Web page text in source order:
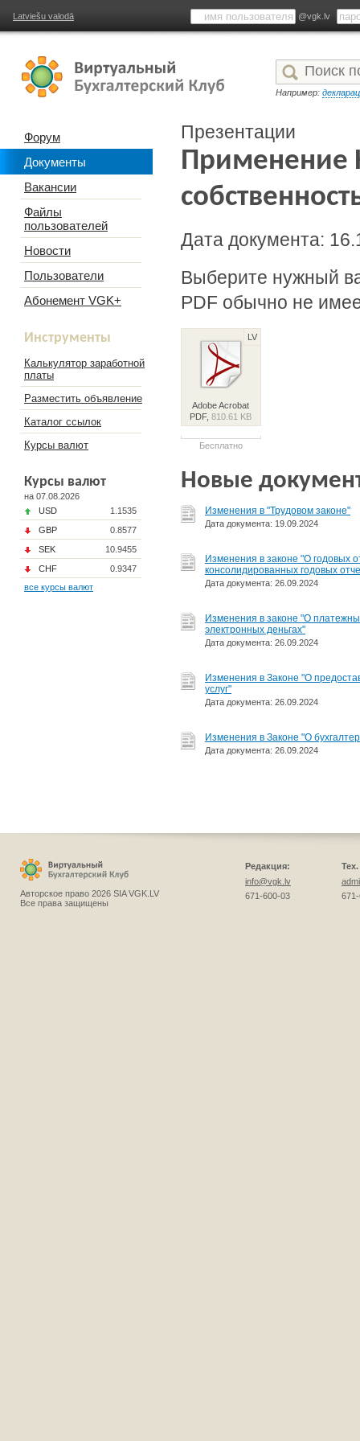
Latviešu valodā @vgk.lv
Например:
Форум
Документы
Вакансии
Файлы
пользователей
Новости
Пользователи
Абонемент VGK+
Инструменты
Калькулятор заработной
платы
Разместить объявление
Каталог ссылок
Курсы валют
Курсы валют
на 07.08.2026
USD
1.1535
GBP
0.8577
SEK
10.9455
CHF
0.9347
все курсы валют
Презентации
Применение
Дата документа:
Выберите нужный
PDF обычно не
LV
Adobe Acrobat
PDF,810.61 KB
Бесплатно
Новые
Изменения в "Трудовом законе"
Дата документа: 19.09.2024
Изменения в законе "О годовых
консолидированных годовых
Дата документа: 26.09.2024
​Изменения в законе "О
электронных деньгах"
Дата документа: 26.09.2024
Изменения в Законе "О
услуг"
Дата документа: 26.09.2024
Изменения в Законе "О
Дата документа: 26.09.2024
Авторское право 2026 SIA VGK.LV
Все права защищены
Редакция:
info@vgk.lv
671-600-03